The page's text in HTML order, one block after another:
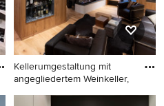
Kellerumgestaltung mit
angegliedertem Weinkeller,